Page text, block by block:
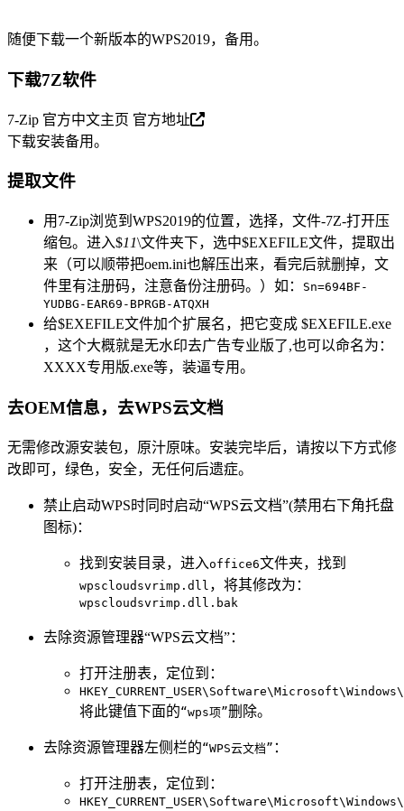
随便下载一个新版本的WPS2019，备用。
下载7Z软件
7-Zip 官方中文主页 官方地址
下载安装备用。
提取文件
用7-Zip浏览到WPS2019的位置，选择，文件-7Z-打开压
缩包。进入$11\文件夹下，选中$EXEFILE文件，提取出
来（可以顺带把oem.ini也解压出来，看完后就删掉，文
件里有注册码，注意备份注册码。）如：
Sn=694BF-
YUDBG-EAR69-BPRGB-ATQXH
给$EXEFILE文件加个扩展名，把它变成 $EXEFILE.exe
，这个大概就是无水印去广告专业版了,也可以命名为：
XXXX专用版.exe等，装逼专用。
去OEM信息，去WPS云文档
无需修改源安装包，原汁原味。安装完毕后，请按以下方式修
改即可，绿色，安全，无任何后遗症。
禁止启动WPS时同时启动“WPS云文档”(禁用右下角托盘
图标)：
找到安装目录，进入office6文件夹，找到
wpscloudsvrimp.dll ，将其修改为：
wpscloudsvrimp.dll.bak
去除资源管理器“WPS云文档”：
打开注册表，定位到：
将此键值下面的“wps项”删除。
去除资源管理器左侧栏的“WPS云文档” ：
打开注册表，定位到：